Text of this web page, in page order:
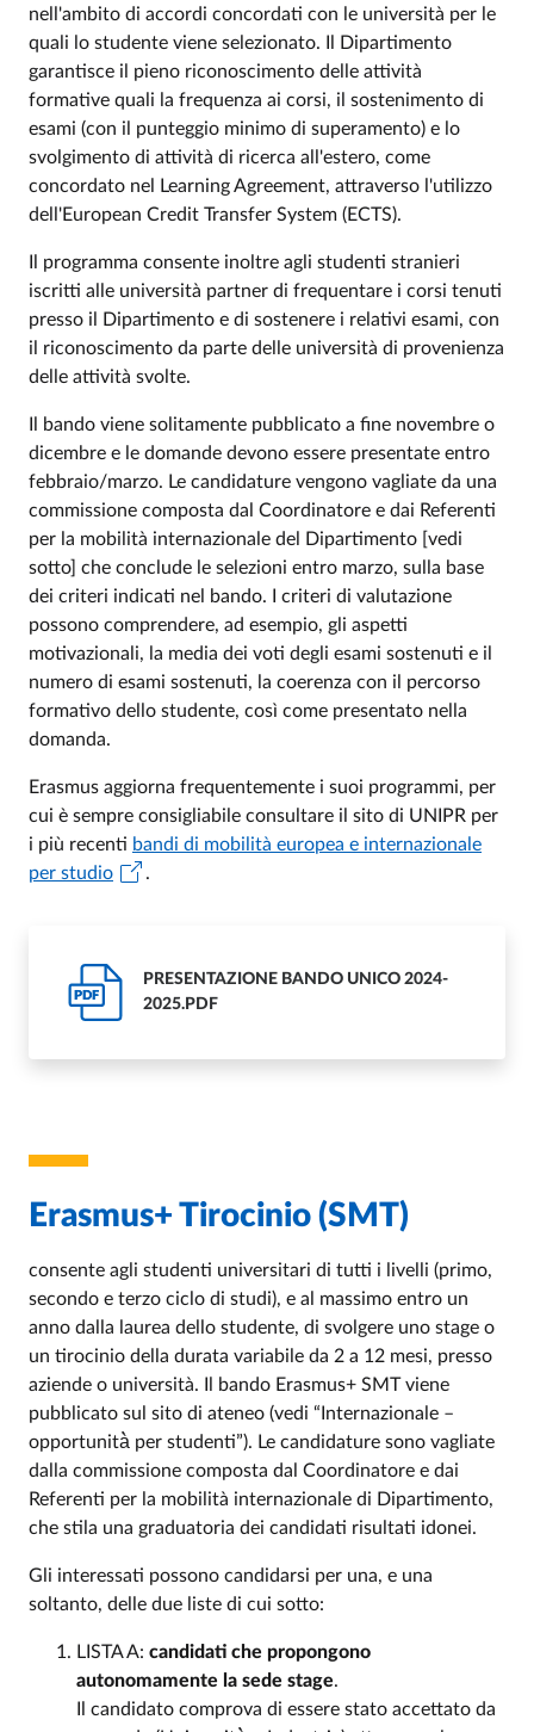
nell'ambito di accordi concordati con le università per le
quali lo studente viene selezionato. Il Dipartimento
garantisce il pieno riconoscimento delle attività
formative quali la frequenza ai corsi, il sostenimento di
esami (con il punteggio minimo di superamento) e lo
svolgimento di attività di ricerca all'estero, come
concordato nel Learning Agreement, attraverso l'utilizzo
dell'European Credit Transfer System (ECTS).
Il programma consente inoltre agli studenti stranieri
iscritti alle università partner di frequentare i corsi tenuti
presso il Dipartimento e di sostenere i relativi esami, con
il riconoscimento da parte delle università di provenienza
delle attività svolte.
Il bando viene solitamente pubblicato a fine novembre o
dicembre e le domande devono essere presentate entro
febbraio/marzo. Le candidature vengono vagliate da una
commissione composta dal Coordinatore e dai Referenti
per la mobilità internazionale del Dipartimento [vedi
sotto] che conclude le selezioni entro marzo, sulla base
dei criteri indicati nel bando. I criteri di valutazione
possono comprendere, ad esempio, gli aspetti
motivazionali, la media dei voti degli esami sostenuti e il
numero di esami sostenuti, la coerenza con il percorso
formativo dello studente, così come presentato nella
domanda.
Erasmus aggiorna frequentemente i suoi programmi, per
cui è sempre consigliabile consultare il sito di UNIPR per
i più recenti bandi di mobilità europea e internazionale
per studio
.
PDF
PRESENTAZIONE BANDO UNICO 2024-
2025.PDF
Erasmus+ Tirocinio (SMT)
consente agli studenti universitari di tutti i livelli (primo,
secondo e terzo ciclo di studi), e al massimo entro un
anno dalla laurea dello studente, di svolgere uno stage o
un tirocinio della durata variabile da 2 a 12 mesi, presso
aziende o università. Il bando Erasmus+ SMT viene
pubblicato sul sito di ateneo (vedi “Internazionale –
opportunità̀ per studenti”). Le candidature sono vagliate
dalla commissione composta dal Coordinatore e dai
Referenti per la mobilità internazionale di Dipartimento,
che stila una graduatoria dei candidati risultati idonei.
Gli interessati possono candidarsi per una, e una
soltanto, delle due liste di cui sotto:
LISTA A: candidati che propongono
autonomamente la sede stage.
Il candidato comprova di essere stato accettato da